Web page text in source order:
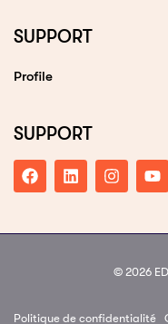
SUPPORT
Profile
SUPPORT
© 2026
Politique de confidentialité